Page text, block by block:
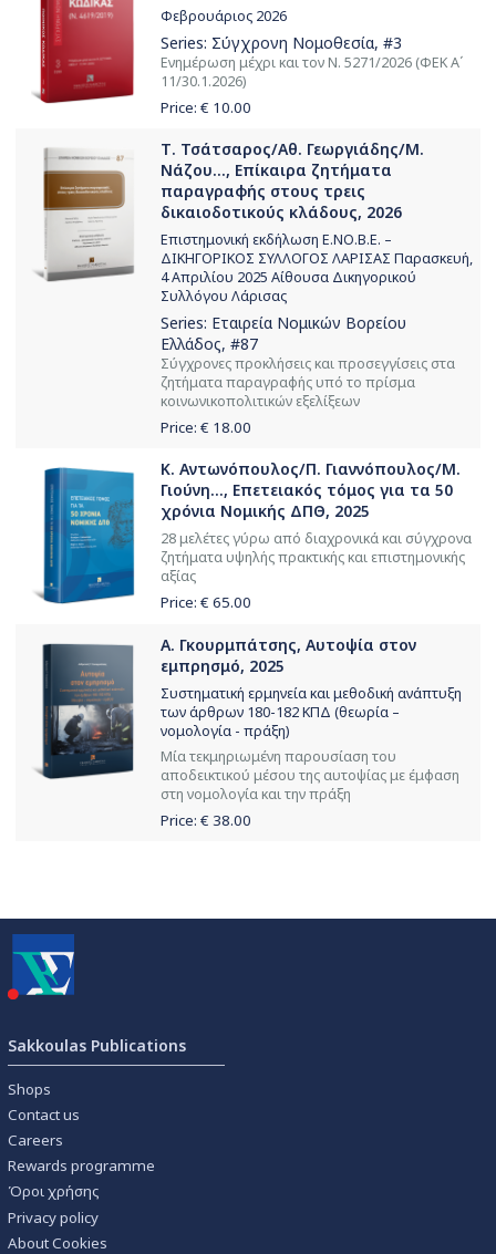
Φεβρουάριος 2026
Series: Σύγχρονη Νομοθεσία, #3
Ενημέρωση μέχρι και τον Ν. 5271/2026 (ΦΕΚ Α΄
11/30.1.2026)
Price: € 10.00
Τ. Τσάτσαρος/Αθ. Γεωργιάδης/Μ.
Νάζου..., Επίκαιρα ζητήματα
παραγραφής στους τρεις
δικαιοδοτικούς κλάδους, 2026
Επιστημονική εκδήλωση Ε.ΝΟ.Β.Ε. –
ΔΙΚΗΓΟΡΙΚΟΣ ΣΥΛΛΟΓΟΣ ΛΑΡΙΣΑΣ Παρασκευή,
4 Απριλίου 2025 Αίθουσα Δικηγορικού
Συλλόγου Λάρισας
Series: Εταιρεία Νομικών Βορείου
Ελλάδος, #87
Σύγχρονες προκλήσεις και προσεγγίσεις στα
ζητήματα παραγραφής υπό το πρίσμα
κοινωνικοπολιτικών εξελίξεων
Price: € 18.00
Κ. Αντωνόπουλος/Π. Γιαννόπουλος/Μ.
Γιούνη..., Επετειακός τόμος για τα 50
χρόνια Νομικής ΔΠΘ, 2025
28 μελέτες γύρω από διαχρονικά και σύγχρονα
ζητήματα υψηλής πρακτικής και επιστημονικής
αξίας
Price: € 65.00
Α. Γκουρμπάτσης, Αυτοψία στον
εμπρησμό, 2025
Συστηματική ερμηνεία και μεθοδική ανάπτυξη
των άρθρων 180-182 ΚΠΔ (θεωρία –
νομολογία - πράξη)
Μία τεκμηριωμένη παρουσίαση του
αποδεικτικού μέσου της αυτοψίας με έμφαση
στη νομολογία και την πράξη
Price: € 38.00
Sakkoulas Publications
Shops
Contact us
Careers
Rewards programme
Όροι χρήσης
Privacy policy
About Cookies